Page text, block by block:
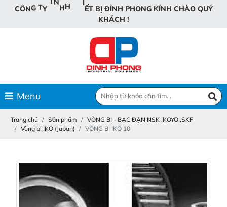
CÔNG TY HH Ế BỊ
H PHONG KÍNH CHÀO QUÝ
KHÁCH !
Menu
Trang chủ Sản phẩm
VÒNG BI - BẠC ĐẠN NSK ,KOYO ,SKF
Vòng bi IKO (Japan)
VÒNG BI IKO 10